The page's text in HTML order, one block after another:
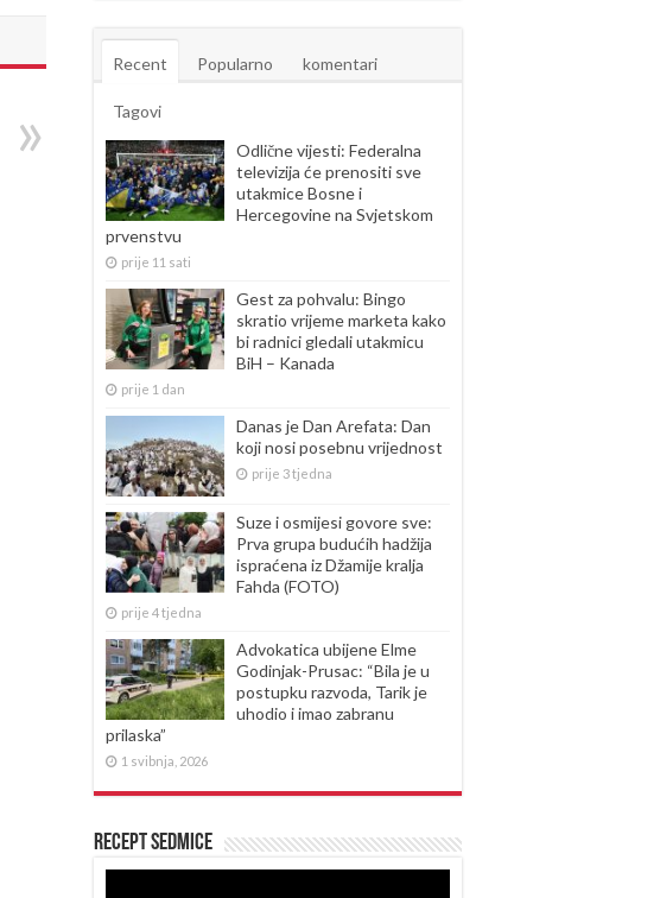
Recent Popularno komentari
Tagovi
Odlične vijesti: Federalna
televizija će prenositi sve
utakmice Bosne i
Hercegovine na Svjetskom
prvenstvu
prije 11 sati
Gest za pohvalu: Bingo
skratio vrijeme marketa kako
bi radnici gledali utakmicu
BiH – Kanada
prije 1 dan
Danas je Dan Arefata: Dan
koji nosi posebnu vrijednost
prije 3 tjedna
Suze i osmijesi govore sve:
Prva grupa budućih hadžija
ispraćena iz Džamije kralja
Fahda (FOTO)
prije 4 tjedna
Advokatica ubijene Elme
Godinjak-Prusac: “Bila je u
postupku razvoda, Tarik je
uhodio i imao zabranu
prilaska”
1 svibnja, 2026
Recept sedmice